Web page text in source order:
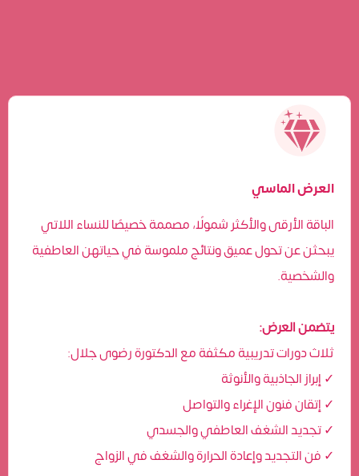
العرض الماسي
الباقة الأرقى والأكثر شمولًا، مصممة خصيصًا للنساء اللاتي
يبحثن عن تحول عميق ونتائج ملموسة في حياتهن العاطفية
والشخصية.
يتضمن العرض:
ثلاث دورات تدريبية مكثفة مع الدكتورة رضوى جلال:
✓ إبراز الجاذبية والأنوثة
✓ إتقان فنون الإغراء والتواصل
✓ تجديد الشغف العاطفي والجسدي
✓ فن التجديد وإعادة الحرارة والشغف في الزواج